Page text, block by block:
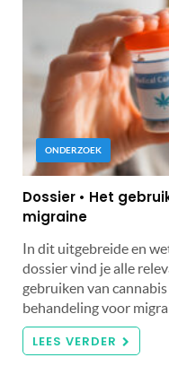
ONDERZOEK
Dossier • Het
migraine
In dit uitgebreide en
dossier vind je alle
gebruiken van
behandeling voor
LEES VERDER